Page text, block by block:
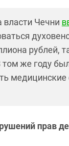
власти Чечни
рублей,
том же году
прав